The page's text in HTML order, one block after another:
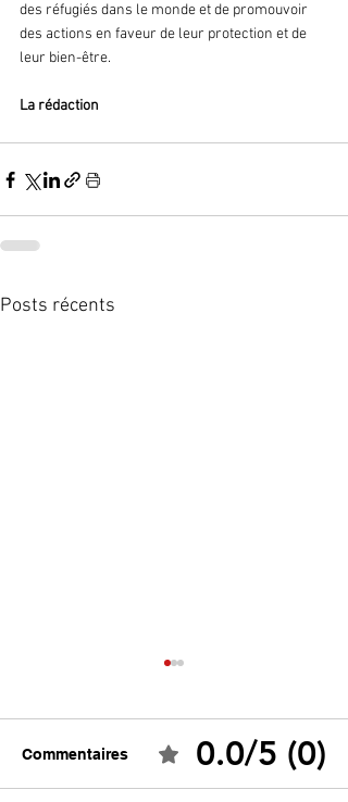
des réfugiés dans le monde et de promouvoir
des actions en faveur de leur protection et de
leur bien-être.
La rédaction
Posts récents
Commentaires 0.0/5 (0)